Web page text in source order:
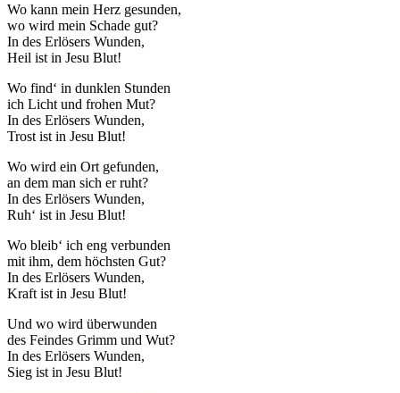
Wo kann mein Herz gesunden,
wo wird mein Schade gut?
In des Erlösers Wunden,
Heil ist in Jesu Blut!
Wo find‘ in dunklen Stunden
ich Licht und frohen Mut?
In des Erlösers Wunden,
Trost ist in Jesu Blut!
Wo wird ein Ort gefunden,
an dem man sich er ruht?
In des Erlösers Wunden,
Ruh‘ ist in Jesu Blut!
Wo bleib‘ ich eng verbunden
mit ihm, dem höchsten Gut?
In des Erlösers Wunden,
Kraft ist in Jesu Blut!
Und wo wird überwunden
des Feindes Grimm und Wut?
In des Erlösers Wunden,
Sieg ist in Jesu Blut!